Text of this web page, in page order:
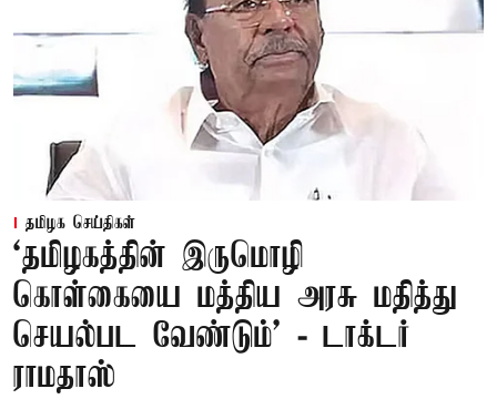
தமிழக செய்திகள்
‘தமிழகத்தின் இருமொழி
கொள்கையை மத்திய அரசு மதித்து
செயல்பட வேண்டும்’ - டாக்டர்
ராமதாஸ்